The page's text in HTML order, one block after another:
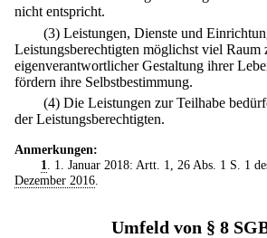
nicht entspricht.
(3) Leistungen, Dienste und
Leistungsberechtigten möglichst viel Raum
eigenverantwortlicher Gestaltung ihrer
fördern ihre Selbstbestimmung.
(4) Die Leistungen zur Teilhabe
der Leistungsberechtigten.
Anmerkungen:
1
. 1. Januar 2018: Artt. 1, 26 Abs. 1 S. 1
Dezember 2016
Umfeld von § 8